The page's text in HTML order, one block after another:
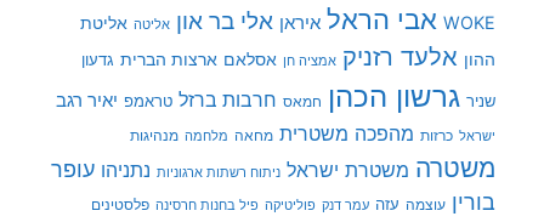
WOKE אבי הראל איראן אלי בר און אליטה אליטת
ההון אלעד רזניק אמציה חן אסלאם ארצות הברית גדעון
שניר גרשון הכהן חמאס חרבות ברזל טראמפ יאיר רגב
ישראל כרזות מהפכה משטרית מחאה מלחמה מנהיגות
משטרה משטרת ישראל ניתוח רשתות ארגוניות נתניהו עופר
בורין עוצמה עזה עמר דנק פוליטיקה פיל בחנות חרסינה פלסטינים